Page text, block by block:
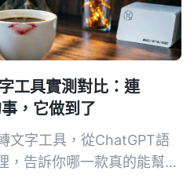
工具實測對比：連
，它做到了
文字工具，從ChatGPT語
，告訴你哪一款真的能幫你